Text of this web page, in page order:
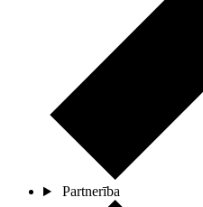
Partnerība